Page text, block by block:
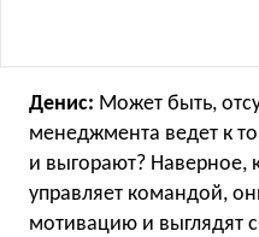
Денис: Может быть,
менеджмента ведет к
и выгорают? Наверное,
управляет командой,
мотивацию и выглядят